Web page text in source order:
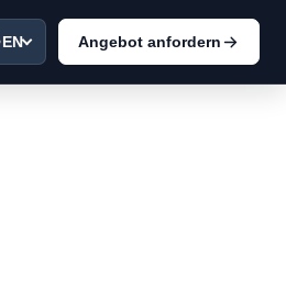
EN Angebot anfordern